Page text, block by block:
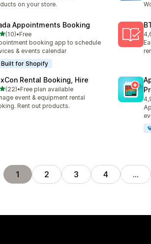
on your store.
Appointments Booking
na 5 gwiazdek
(10)liczba recenzji: 10
•Free
booking app to schedule
& events calendar
Built for Shopify
Rental Booking, Hire
na 5 gwiazdek
(22)liczba recenzji: 22
•Free plan available
event & equipment rental
Rent out products.
1 2 3 4 …